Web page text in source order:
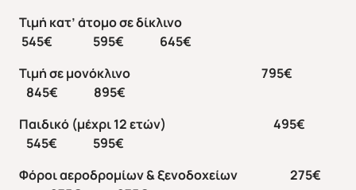
Τιμή κατ’ άτομο σε δίκλινο
545€ 595€ 645€
Τιμή σε μονόκλινο 795€
845€ 895€
Παιδικό (μέχρι 12 ετών) 495€
545€ 595€
Φόροι αεροδρομίων & ξενοδοχείων 275€